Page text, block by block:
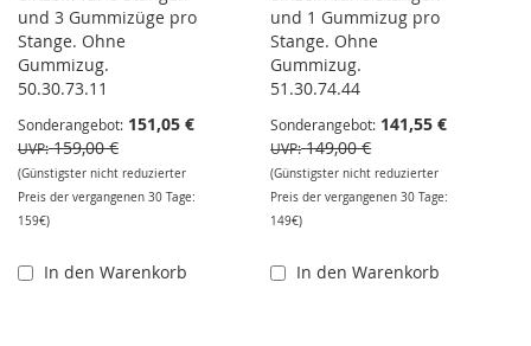
und 3 Gummizüge pro
Stange. Ohne
Gummizug.
50.30.73.11
Sonderangebot 151,05 €
UVP 159,00 €
(Günstigster nicht reduzierter
Preis der vergangenen 30 Tage:
159€)
In den Warenkorb
und 1 Gummizug pro
Stange. Ohne
Gummizug.
51.30.74.44
Sonderangebot 141,55 €
UVP 149,00 €
(Günstigster nicht reduzierter
Preis der vergangenen 30 Tage:
149€)
In den Warenkorb